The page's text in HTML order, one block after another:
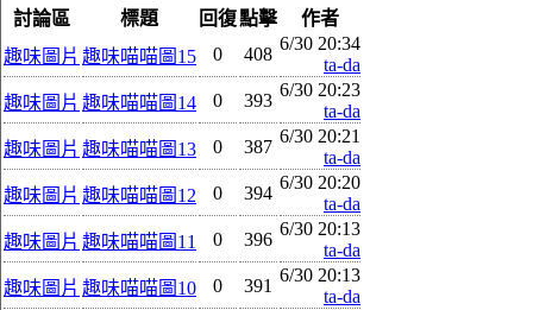
討論區 標題 回復點擊
作者
趣味圖片 趣味喵喵圖15 0 408
6/30 20:34
ta-da
趣味圖片 趣味喵喵圖14 0 393
6/30 20:23
ta-da
趣味圖片 趣味喵喵圖13 0 387
6/30 20:21
ta-da
趣味圖片 趣味喵喵圖12 0 394
6/30 20:20
ta-da
趣味圖片 趣味喵喵圖11 0 396
6/30 20:13
ta-da
趣味圖片 趣味喵喵圖10 0 391
6/30 20:13
ta-da